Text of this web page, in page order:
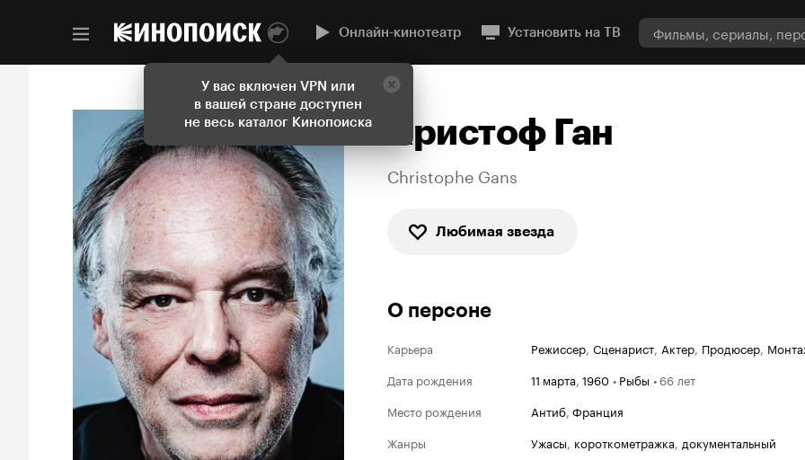
У вас включен VPN или
в вашей стране доступен
не весь каталог Кинопоиска
Онлайн-кинотеатр Установить на ТВ
Кристоф Ган
Christophe Gans
Любимая звезда
О персоне
Карьера Режиссер, Сценарист, Актер, Продюсер,
Дата рождения
11 марта, 1960 • Рыбы • 66 лет
Место рождения
Антиб, Франция
Жанры
ужасы, короткометражка, документальный